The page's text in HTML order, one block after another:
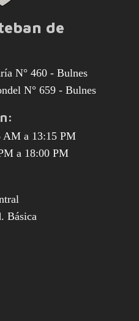
de
N° 460 - Bulnes
N° 659 - Bulnes
AM a 13:15 PM
a 18:00 PM
Básica